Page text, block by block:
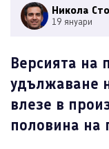
Никола
19 януари
Версията на
удължаване
влезе в
половина на